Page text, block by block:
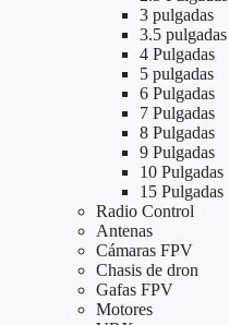
3 pulgadas
3.5 pulgadas
4 Pulgadas
5 pulgadas
6 Pulgadas
7 Pulgadas
8 Pulgadas
9 Pulgadas
10 Pulgadas
15 Pulgadas
Radio Control
Antenas
Cámaras FPV
Chasis de dron
Gafas FPV
Motores